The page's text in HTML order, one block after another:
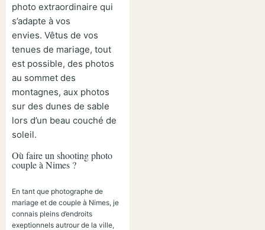
photo extraordinaire qui
s’adapte à vos
envies. Vêtus de vos
tenues de mariage, tout
est possible, des photos
au sommet des
montagnes, aux photos
sur des dunes de sable
lors d’un beau couché de
soleil.
Où faire un shooting photo
couple à Nimes ?
En tant que photographe de
mariage et de couple à Nimes, je
connais pleins d’endroits
exeptionnels autrour de la ville,